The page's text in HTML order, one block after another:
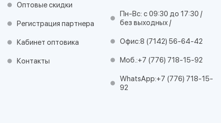
Оптовые скидки
Регистрация партнера
Кабинет оптовика
Контакты
Пн-Вс: с 09:30 до 17:30 /
без выходных /
Офис:8 (7142) 56-64-42
Моб.:+7 (776) 718-15-92
WhatsApp:+7 (776) 718-15-
92